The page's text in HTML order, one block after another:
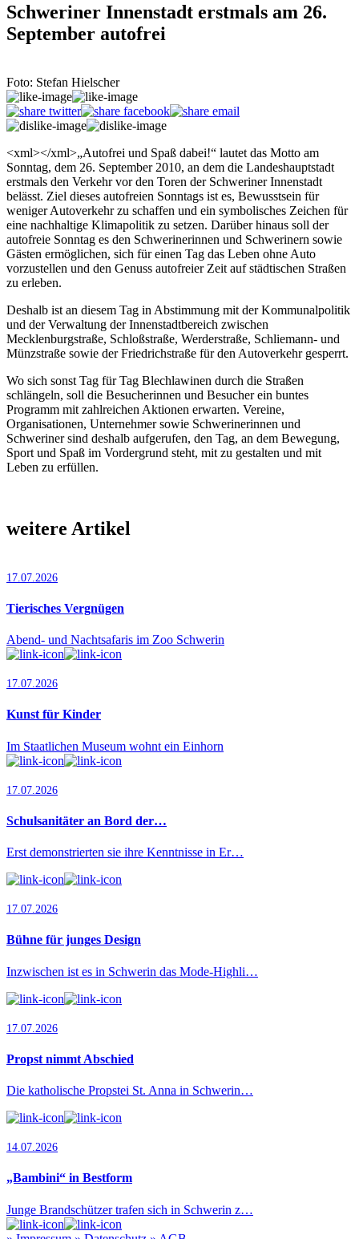
Schweriner Innenstadt erstmals am 26.
September autofrei
Foto: Stefan Hielscher
<xml></xml>„Autofrei und Spaß dabei!“ lautet das Motto am
Sonntag, dem 26. September 2010, an dem die Landeshauptstadt
erstmals den Verkehr vor den Toren der Schweriner Innenstadt
belässt. Ziel dieses autofreien Sonntags ist es, Bewusstsein für
weniger Autoverkehr zu schaffen und ein symbolisches Zeichen für
eine nachhaltige Klimapolitik zu setzen. Darüber hinaus soll der
autofreie Sonntag es den Schwerinerinnen und Schwerinern sowie
Gästen ermöglichen, sich für einen Tag das Leben ohne Auto
vorzustellen und den Genuss autofreier Zeit auf städtischen Straßen
zu erleben.
Deshalb ist an diesem Tag in Abstimmung mit der Kommunalpolitik
und der Verwaltung der Innenstadtbereich zwischen
Mecklenburgstraße, Schloßstraße, Werderstraße, Schliemann- und
Münzstraße sowie der Friedrichstraße für den Autoverkehr gesperrt.
Wo sich sonst Tag für Tag Blechlawinen durch die Straßen
schlängeln, soll die Besucherinnen und Besucher ein buntes
Programm mit zahlreichen Aktionen erwarten. Vereine,
Organisationen, Unternehmer sowie Schwerinerinnen und
Schweriner sind deshalb aufgerufen, den Tag, an dem Bewegung,
Sport und Spaß im Vordergrund steht, mit zu gestalten und mit
Leben zu erfüllen.
weitere Artikel
17.07.2026
Tierisches Vergnügen
Abend- und Nachtsafaris im Zoo Schwerin
17.07.2026
Kunst für Kinder
Im Staatlichen Museum wohnt ein Einhorn
17.07.2026
Schulsanitäter an Bord der…
Erst demonstrierten sie ihre Kenntnisse in Er…
17.07.2026
Bühne für junges Design
Inzwischen ist es in Schwerin das Mode-Highli…
17.07.2026
Propst nimmt Abschied
Die katholische Propstei St. Anna in Schwerin…
14.07.2026
„Bambini“ in Bestform
Junge Brandschützer trafen sich in Schwerin z…